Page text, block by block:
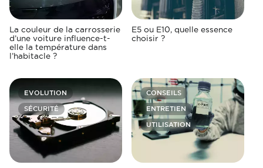
La couleur de la carrosserie
d’une voiture influence-t-
elle la température dans
l’habitacle ?
E5 ou E10, quelle essence
choisir ?
EVOLUTION
SÉCURITÉ
CONSEILS
ENTRETIEN
UTILISATION